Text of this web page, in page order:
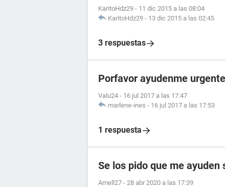
KaritoHdz29 - 11 dic 2015 a las 08:04
KaritoHdz29 - 13 dic 2015 a las 02:45
3 respuestas
Porfavor ayudenme
Valu24 - 16 jul 2017 a las 17:47
marlene-ines - 16 jul 2017 a las 17:53
1 respuesta
Se los pido que me ayuden
Amell27 - 28 abr 2020 a las 17:39